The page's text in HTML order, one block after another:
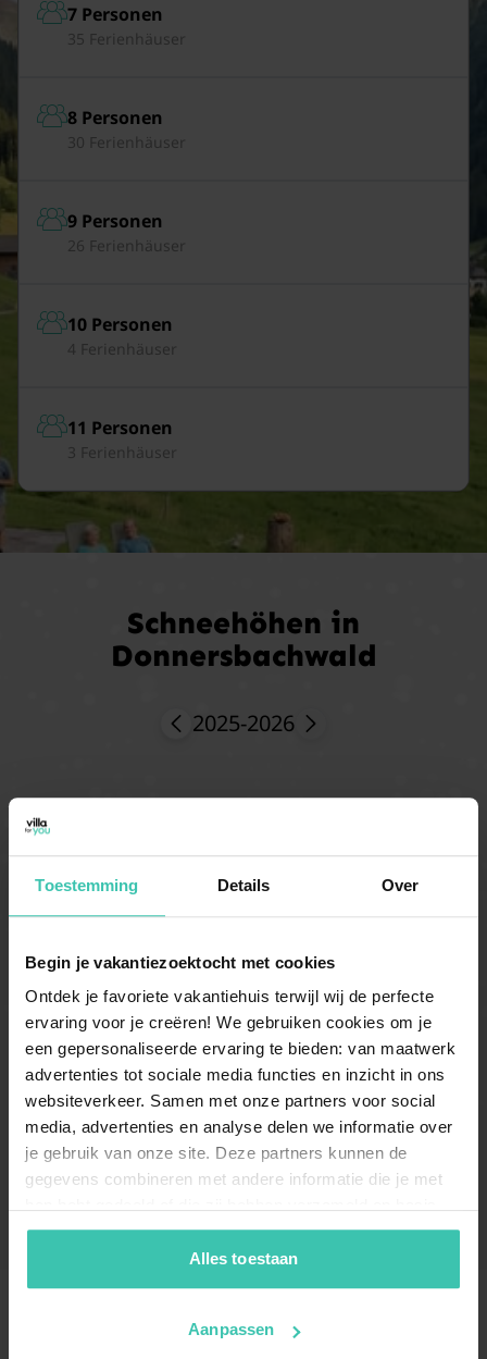
Toestemming Details Over
Begin je vakantiezoektocht met cookies
Ontdek je favoriete vakantiehuis terwijl wij de perfecte
ervaring voor je creëren! We gebruiken cookies om je
een gepersonaliseerde ervaring te bieden: van maatwerk
advertenties tot sociale media functies en inzicht in ons
websiteverkeer. Samen met onze partners voor social
media, advertenties en analyse delen we informatie over
je gebruik van onze site. Deze partners kunnen de
gegevens combineren met andere informatie die je met
van je gebruik van hun diensten. Zo zorgen we ervoor dat
jouw vakantiezoektocht soepel en op maat verloopt!
Alles toestaan
Aanpassen
7 Personen
35 Ferienhäuser
8 Personen
30 Ferienhäuser
9 Personen
26 Ferienhäuser
10 Personen
4 Ferienhäuser
11 Personen
3 Ferienhäuser
Schneehöhen in
Donnersbachwald
2025-2026
Häufig gestellte Fragen